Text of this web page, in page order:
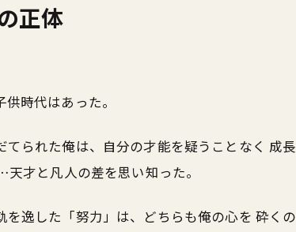
正体
時代はあった。
られた俺は、自分の才能を疑うことなく 成長
才と凡人の差を思い知った。
逸した「努力」は、どちらも俺の心を 砕くの